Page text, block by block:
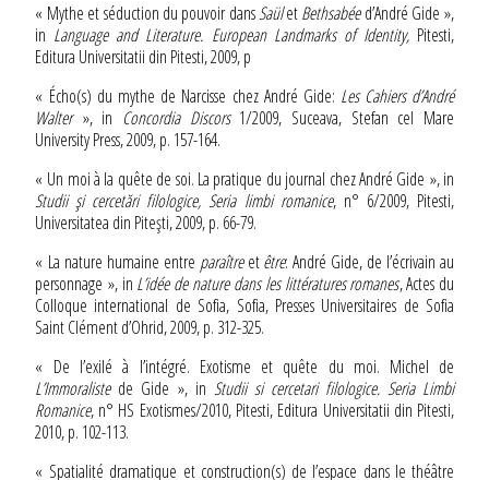
« Mythe et séduction du pouvoir dansSaületBethsabéed’André Gide »,
in Language and Literature. European Landmarks of Identity, Pitesti,
Editura Universitatii din Pitesti, 2009, p
« Écho(s) du mythe de Narcisse chez André Gide: Les Cahiers d’André
Walter», in Concordia Discors1/2009, Suceava, Stefan cel Mare
University Press, 2009, p. 157-164.
« Un moi à la quête de soi. La pratique du journal chez André Gide », in
Studii şi cercetări filologice, Seria limbi romanice, n° 6/2009, Pitesti,
Universitatea din Piteşti, 2009, p. 66-79.
« La nature humaine entre paraîtreetêtre: André Gide, de l’écrivain au
personnage », in L’idée de nature dans les littératures romanes, Actes du
Colloque international de Sofia, Sofia, Presses Universitaires de Sofia
Saint Clément d’Ohrid, 2009, p. 312-325.
« De l’exilé à l’intégré. Exotisme et quête du moi. Michel de
L’Immoraliste de Gide », inStudii si cercetari filologice. Seria Limbi
Romanice, n° HS Exotismes/2010, Pitesti, Editura Universitatii din Pitesti,
2010, p. 102-113.
« Spatialité dramatique et construction(s) de l’espace dans le théâtre